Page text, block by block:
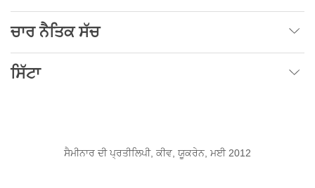
ਚਾਰ ਨੈਤਿਕ ਸੱਚ
ਸਿੱਟਾ
ਸੈਮੀਨਾਰ ਦੀ ਪ੍ਰਤੀਲਿਪੀ, ਕੀਵ, ਯੂਕਰੇਨ, ਮਈ 2012